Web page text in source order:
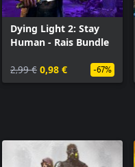
Dying Light 2: Stay
Human - Rais Bundle
2,99 € 0,98 € -67%